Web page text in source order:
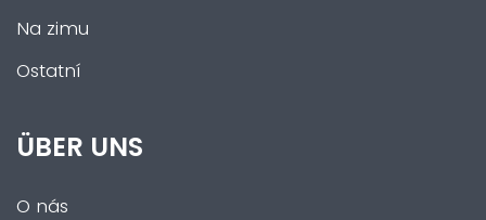
Na zimu
Ostatní
ÜBER UNS
O nás